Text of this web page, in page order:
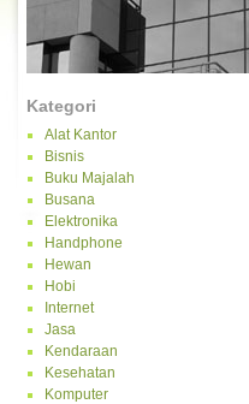
Kategori
Alat Kantor
Bisnis
Buku Majalah
Busana
Elektronika
Handphone
Hewan
Hobi
Internet
Jasa
Kendaraan
Kesehatan
Komputer